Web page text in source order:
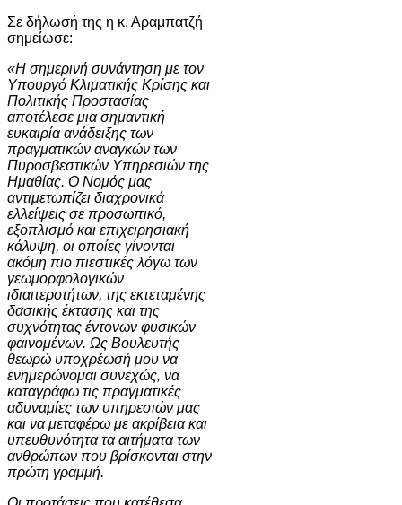
Σε δήλωσή της η κ. Αραμπατζή
σημείωσε:
«Η σημερινή συνάντηση με τον
Υπουργό Κλιματικής Κρίσης και
Πολιτικής Προστασίας
αποτέλεσε μια σημαντική
ευκαιρία ανάδειξης των
πραγματικών αναγκών των
Πυροσβεστικών Υπηρεσιών της
Ημαθίας. Ο Νομός μας
αντιμετωπίζει διαχρονικά
ελλείψεις σε προσωπικό,
εξοπλισμό και επιχειρησιακή
κάλυψη, οι οποίες γίνονται
ακόμη πιο πιεστικές λόγω των
γεωμορφολογικών
ιδιαιτεροτήτων, της εκτεταμένης
δασικής έκτασης και της
συχνότητας έντονων φυσικών
φαινομένων. Ως Βουλευτής
θεωρώ υποχρέωσή μου να
ενημερώνομαι συνεχώς, να
καταγράφω τις πραγματικές
αδυναμίες των υπηρεσιών μας
και να μεταφέρω με ακρίβεια και
υπευθυνότητα τα αιτήματα των
ανθρώπων που βρίσκονται στην
πρώτη γραμμή.